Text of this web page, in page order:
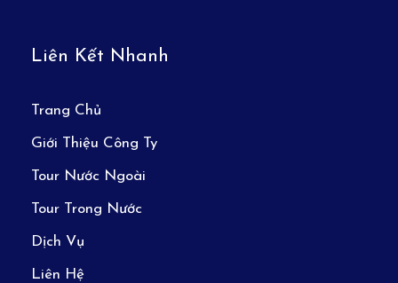
Liên Kết Nhanh
Trang Chủ
Giới Thiệu Công Ty
Tour Nước Ngoài
Tour Trong Nước
Dịch Vụ
Liên Hệ